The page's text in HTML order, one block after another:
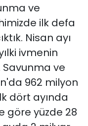
ve
ilk defa
Nisan ayı
ivmenin
ve
962 milyon
dört ayında
göre yüzde 28